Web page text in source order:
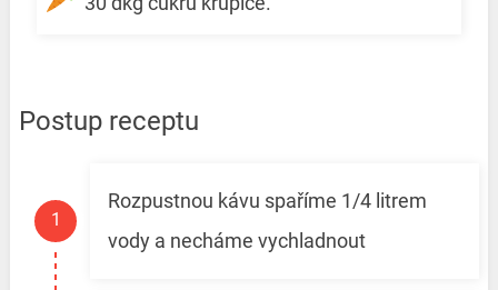
Postup receptu
Rozpustnou kávu spaříme 1/4 litrem
vody a necháme vychladnout